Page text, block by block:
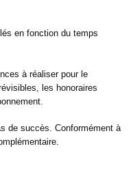
en fonction du temps
à réaliser pour le
les honoraires
de succès. Conformément à